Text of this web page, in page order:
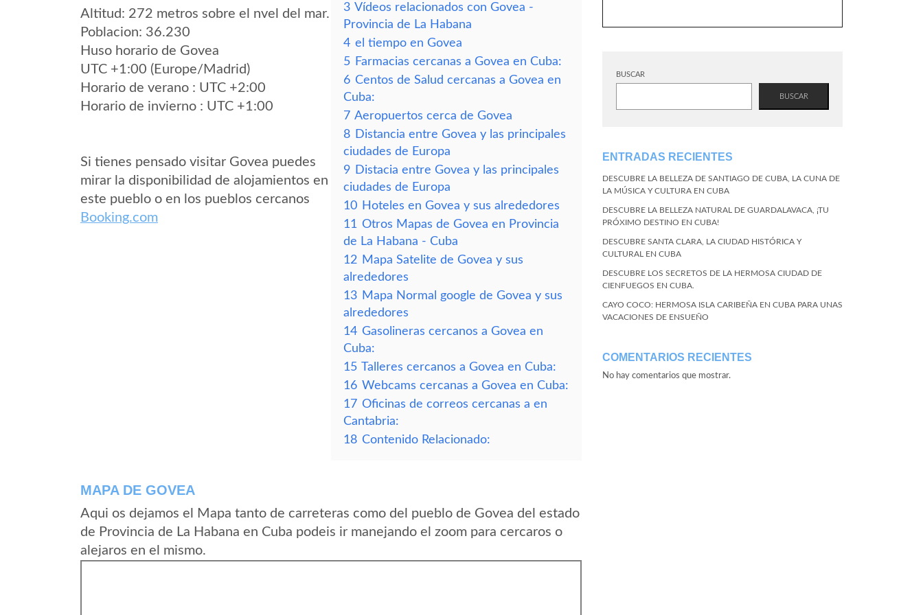
Altitud: 272 metros sobre el nvel del mar.
Poblacion: 36.230
Huso horario de Govea
UTC +1:00 (Europe/Madrid)
Horario de verano : UTC +2:00
Horario de invierno : UTC +1:00
Si tienes pensado visitar Govea puedes
mirar la disponibilidad de alojamientos en
este pueblo o en los pueblos cercanos
Booking.com
3 Vídeos relacionados con Govea -
Provincia de La Habana
4 el tiempo en Govea
5 Farmacias cercanas a Govea en Cuba:
6 Centos de Salud cercanas a Govea en
Cuba:
7 Aeropuertos cerca de Govea
8 Distancia entre Govea y las principales
ciudades de Europa
9 Distacia entre Govea y las principales
ciudades de Europa
10 Hoteles en Govea y sus alrededores
11 Otros Mapas de Govea en Provincia
de La Habana - Cuba
12 Mapa Satelite de Govea y sus
alrededores
13 Mapa Normal google de Govea y sus
alrededores
14 Gasolineras cercanos a Govea en
Cuba:
15 Talleres cercanos a Govea en Cuba:
16 Webcams cercanas a Govea en Cuba:
17 Oficinas de correos cercanas a en
Cantabria:
18 Contenido Relacionado:
MAPA DE GOVEA
Aqui os dejamos el Mapa tanto de carreteras como del pueblo de Govea del estado
de Provincia de La Habana en Cuba podeis ir manejando el zoom para cercaros o
alejaros en el mismo.
BUSCAR
BUSCAR
ENTRADAS RECIENTES
DESCUBRE LA BELLEZA DE SANTIAGO DE CUBA, LA CUNA DE
LA MÚSICA Y CULTURA EN CUBA
DESCUBRE LA BELLEZA NATURAL DE GUARDALAVACA, ¡TU
PRÓXIMO DESTINO EN CUBA!
DESCUBRE SANTA CLARA, LA CIUDAD HISTÓRICA Y
CULTURAL EN CUBA
DESCUBRE LOS SECRETOS DE LA HERMOSA CIUDAD DE
CIENFUEGOS EN CUBA.
CAYO COCO: HERMOSA ISLA CARIBEÑA EN CUBA PARA UNAS
VACACIONES DE ENSUEÑO
COMENTARIOS RECIENTES
No hay comentarios que mostrar.